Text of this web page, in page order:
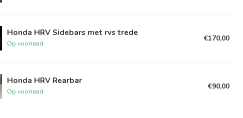
Honda HRV Sidebars met rvs trede
Op voorraad
€170,00
Honda HRV Rearbar
Op voorraad
€90,00